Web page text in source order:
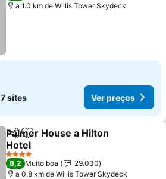
a 1.0 km de Willis Tower Skydeck
7 sites Ver preços
PartilharAdicionar aos favoritos
Palmer House a Hilton
Hotel
Ver preços
4 Estrelas
8,2 Muito boa
29.030
a 0.8 km de Willis Tower Skydeck